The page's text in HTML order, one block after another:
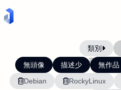
類別
當前排序:
無頭像 描述少 無作品
Debian
RockyLinux